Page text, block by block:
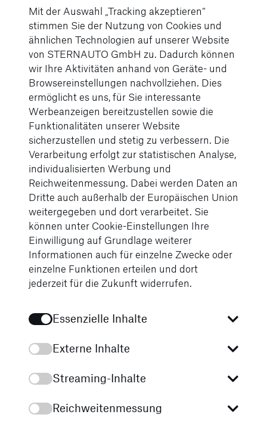
10.12.2024
Der größte BYD Showroom Deutschlands
weiterlesen
Mit der Auswahl „Tracking akzeptieren“
stimmen Sie der Nutzung von Cookies und
ähnlichen Technologien auf unserer Website
von STERNAUTO GmbH zu. Dadurch können
wir Ihre Aktivitäten anhand von Geräte- und
Browsereinstellungen nachvollziehen. Dies
ermöglicht es uns, für Sie interessante
Werbeanzeigen bereitzustellen sowie die
Funktionalitäten unserer Website
sicherzustellen und stetig zu verbessern. Die
Verarbeitung erfolgt zur statistischen Analyse,
individualisierten Werbung und
Reichweitenmessung. Dabei werden Daten an
Dritte auch außerhalb der Europäischen Union
weitergegeben und dort verarbeitet. Sie
können unter Cookie-Einstellungen Ihre
Einwilligung auf Grundlage weiterer
Informationen auch für einzelne Zwecke oder
einzelne Funktionen erteilen und dort
jederzeit für die Zukunft widerrufen.
Essenzielle Inhalte
Externe Inhalte
Streaming-Inhalte
Reichweitenmessung